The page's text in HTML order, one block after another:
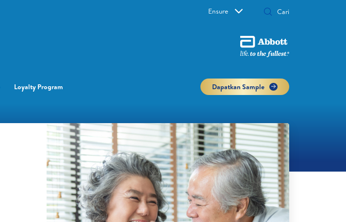
Ensure
Loyalty Program​ Dapatkan Sample